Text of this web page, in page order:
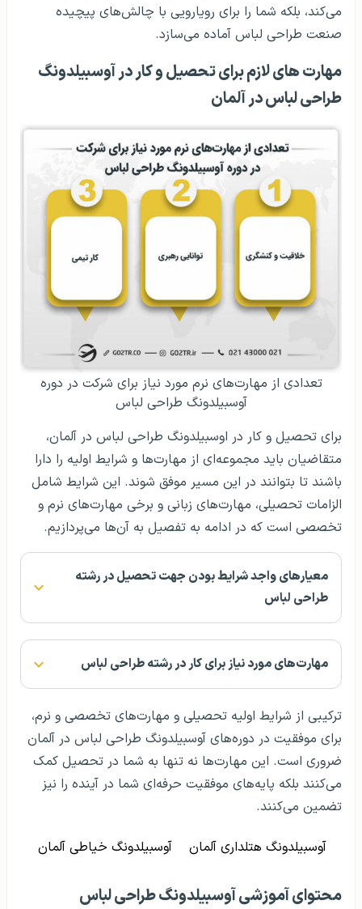
می‌کند، بلکه شما را برای رویارویی با چالش‌های پیچیده
صنعت طراحی لباس آماده می‌سازد.
مهارت‌ های لازم برای تحصیل و کار در آوسبیلدونگ
طراحی لباس در آلمان
تعدادی از مهارت‌های نرم مورد نیاز برای شرکت در دوره
آوسبیلدونگ طراحی لباس
برای تحصیل و کار در اوسبیلدونگ طراحی لباس در آلمان،
متقاضیان باید مجموعه‌ای از مهارت‌ها و شرایط اولیه را دارا
باشند تا بتوانند در این مسیر موفق شوند. این شرایط شامل
الزامات تحصیلی، مهارت‌های زبانی و برخی مهارت‌های نرم و
تخصصی است که در ادامه به تفصیل به آن‌ها می‌پردازیم.
معیارهای واجد شرایط بودن جهت تحصیل در رشته
طراحی لباس
مهارت‌های مورد نیاز برای کار در رشته طراحی لباس
ترکیبی از شرایط اولیه تحصیلی و مهارت‌های تخصصی و نرم،
برای موفقیت در دوره‌های آوسبیلدونگ طراحی لباس در آلمان
ضروری است. این مهارت‌ها نه تنها به شما در تحصیل کمک
می‌کنند بلکه پایه‌های موفقیت حرفه‌ای شما در آینده را نیز
تضمین می‌کنند.
آوسبیلدونگ هتلداری آلمان آوسبیلدونگ خیاطی آلمان
محتوای آموزشی آوسبیلدونگ طراحی لباس